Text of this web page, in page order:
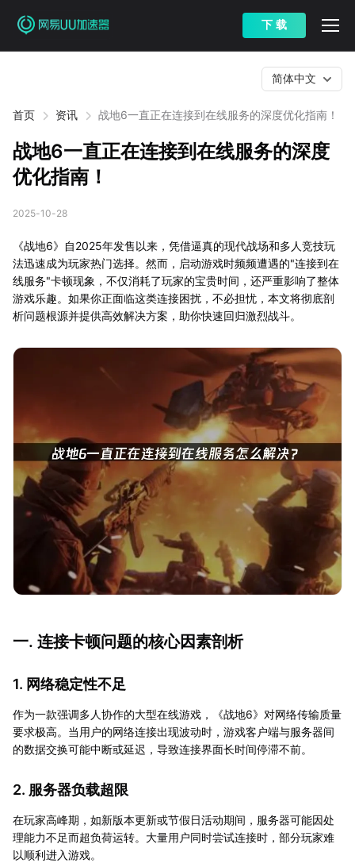
下 载
首页 资讯 战地6一直正在连接到在线服务的深度优化指南！
简体中文
战地6一直正在连接到在线服务的深度
优化指南！
2025-10-28
《战地6》自2025年发售以来，凭借逼真的现代战场和多人竞技玩
法迅速成为玩家热门选择。然而，启动游戏时频频遭遇的"连接到在
线服务"卡顿现象，不仅消耗了玩家的宝贵时间，还严重影响了整体
游戏乐趣。如果你正面临这类连接困扰，不必担忧，本文将彻底剖
析问题根源并提供高效解决方案，助你快速回归激烈战斗。
一. 连接卡顿问题的核心因素剖析
1. 网络稳定性不足
作为一款强调多人协作的大型在线游戏，《战地6》对网络传输质量
要求极高。当用户的网络连接出现波动时，游戏客户端与服务器间
的数据交换可能中断或延迟，导致连接界面长时间停滞不前。
2. 服务器负载超限
在玩家高峰期，如新版本更新或节假日活动期间，服务器可能因处
理能力不足而超负荷运转。大量用户同时尝试连接时，部分玩家难
以顺利进入游戏。